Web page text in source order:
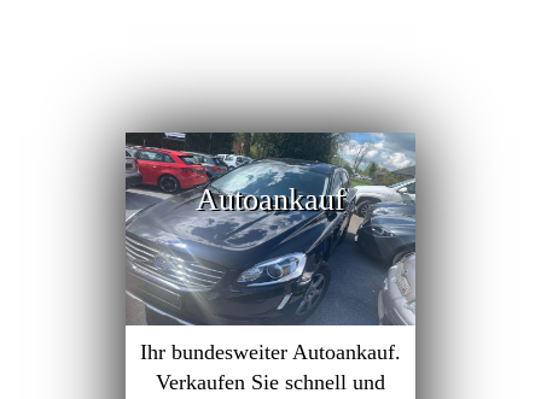
Autoankauf
Ihr bundesweiter Autoankauf.
Verkaufen Sie schnell und